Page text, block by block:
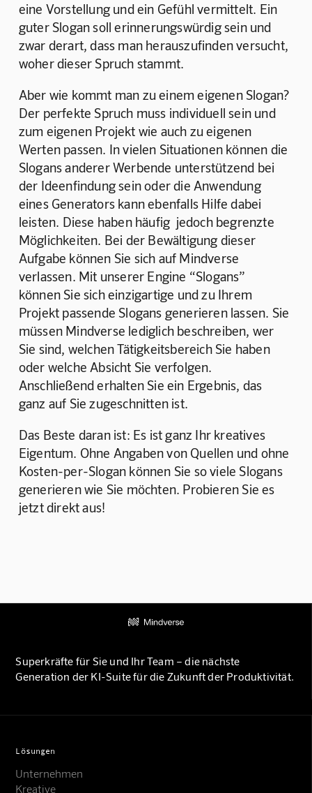
eine Vorstellung und ein Gefühl vermittelt. Ein
guter Slogan soll erinnerungswürdig sein und
zwar derart, dass man herauszufinden versucht,
woher dieser Spruch stammt.
Aber wie kommt man zu einem eigenen Slogan?
Der perfekte Spruch muss individuell sein und
zum eigenen Projekt wie auch zu eigenen
Werten passen. In vielen Situationen können die
Slogans anderer Werbende unterstützend bei
der Ideenfindung sein oder die Anwendung
eines Generators kann ebenfalls Hilfe dabei
leisten. Diese haben häufig  jedoch begrenzte
Möglichkeiten. Bei der Bewältigung dieser
Aufgabe können Sie sich auf Mindverse
verlassen. Mit unserer Engine “Slogans”
können Sie sich einzigartige und zu Ihrem
Projekt passende Slogans generieren lassen. Sie
müssen Mindverse lediglich beschreiben, wer
Sie sind, welchen Tätigkeitsbereich Sie haben
oder welche Absicht Sie verfolgen.
Anschließend erhalten Sie ein Ergebnis, das
ganz auf Sie zugeschnitten ist.
Das Beste daran ist: Es ist ganz Ihr kreatives
Eigentum. Ohne Angaben von Quellen und ohne
Kosten-per-Slogan können Sie so viele Slogans
generieren wie Sie möchten. Probieren Sie es
jetzt direkt aus!
Superkräfte für Sie und Ihr Team – die nächste
Generation der KI-Suite für die Zukunft der Produktivität.
Lösungen
Unternehmen
Kreative